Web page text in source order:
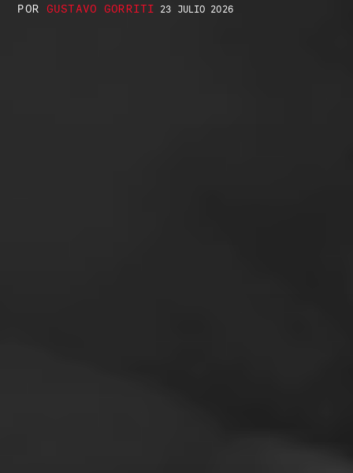
POR GUSTAVO GORRITI 23 JULIO 2026